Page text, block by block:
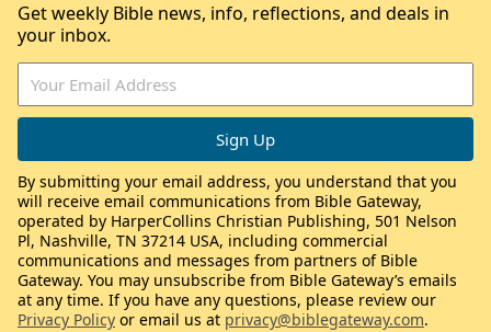
Get weekly Bible news, info, reflections, and deals in
your inbox.
By submitting your email address, you understand that you
will receive email communications from Bible Gateway,
operated by HarperCollins Christian Publishing, 501 Nelson
Pl, Nashville, TN 37214 USA, including commercial
communications and messages from partners of Bible
Gateway. You may unsubscribe from Bible Gateway’s emails
at any time. If you have any questions, please review our
Privacy Policy or email us at privacy@biblegateway.com.